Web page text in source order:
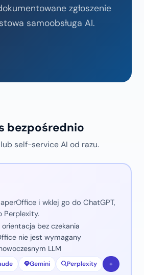
zgłoszenie
samoobsługa AI.
bezpośrednio
self-service AI od razu.
i wklej go do ChatGPT,
Perplexity.
bez czekania
nie jest wymagany
LLM
Gemini Perplexity +